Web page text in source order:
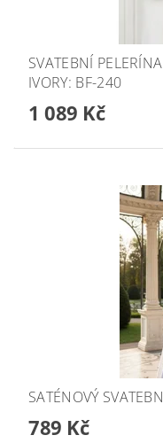
SVATEBNÍ
IVORY: BF-240
1 089 Kč
SATÉNOVÝ
789 Kč